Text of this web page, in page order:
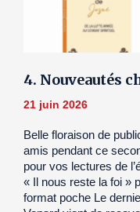
4. Nouveautés
21 juin 2026
Belle floraison de
amis pendant ce
pour vos lectures de
« Il nous reste la foi »
format poche Le